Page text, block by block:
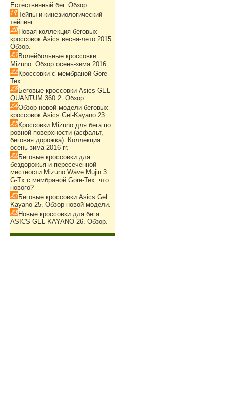
Естественный бег. Обзор.
Тейпы и кинезиологический
тейпинг.
Новая коллекция беговых
кроссовок Asics весна-лето 2015.
Обзор.
Волейбольные кроссовки
Mizuno. Обзор осень-зима 2016.
Кроссовки с мембраной Gore-
Tex.
Беговые кроссовки Asics GEL-
QUANTUM 360 2. Обзор.
Обзор новой модели беговых
кроссовок Asics Gel-Kayano 23.
Кроссовки Mizuno для бега по
ровной поверхности (асфальт,
беговая дорожка). Коллекция
осень-зима 2016 гг.
Беговые кроссовки для
бездорожья и пересеченной
местности Mizuno Wave Mujin 3
G-Tx с мембраной Gore-Tex: что
нового?
Беговые кроссовки Asics Gel
Kayano 25. Обзор новой модели.
Новые кроссовки для бега
ASICS GEL-KAYANO 26. Обзор.